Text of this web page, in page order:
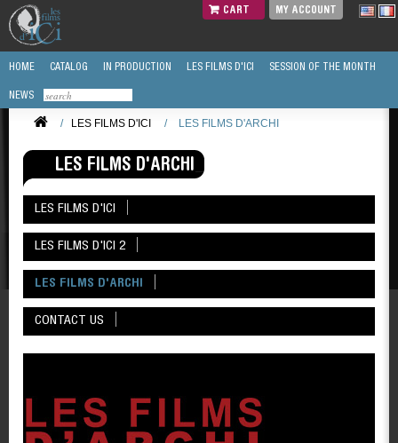
CART MY ACCOUNT
HOME CATALOG IN PRODUCTION LES FILMS D'ICI SESSION OF THE MONTH
NEWS
/ LES FILMS D'ICI / LES FILMS D'ARCHI
LES FILMS D'ARCHI
LES FILMS D'ICI
LES FILMS D'ICI 2
LES FILMS D'ARCHI
CONTACT US